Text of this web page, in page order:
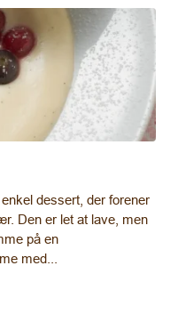
dessert, der forener
Den er let at lave, men
på en
med...